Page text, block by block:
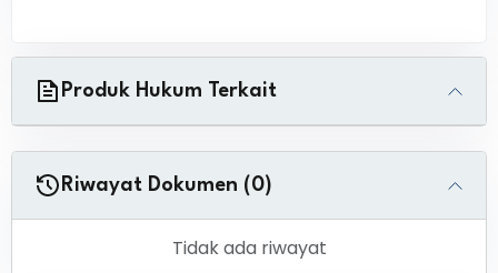
Produk Hukum Terkait
Riwayat Dokumen (0)
Tidak ada riwayat